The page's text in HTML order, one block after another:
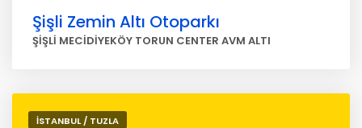
Şişli Zemin Altı Otoparkı
ŞİŞLİ MECİDİYEKÖY TORUN CENTER AVM ALTI
İSTANBUL / TUZLA